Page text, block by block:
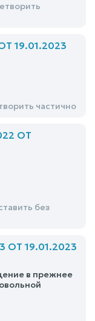
19.01.2023
частично
ОТ
без
19.01.2023
в прежнее